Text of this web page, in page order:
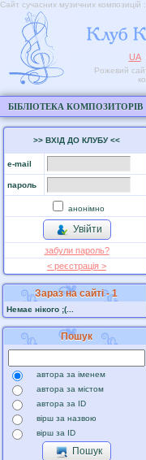
Сайт сучасних музичних композицій
UA
Рожевий
БІБЛІОТЕКА КОМПОЗИТОРІВ
>> ВХІД ДО КЛУБУ <<
e-mail
пароль
анонімно
Увійти
забули пароль?
< реєстрaція >
Зараз на сайті - 1
Немає нікого ;(...
Пошук
автора за іменем
автора за містом
автора за ID
вірш за назвою
вірш за ID
Пошук